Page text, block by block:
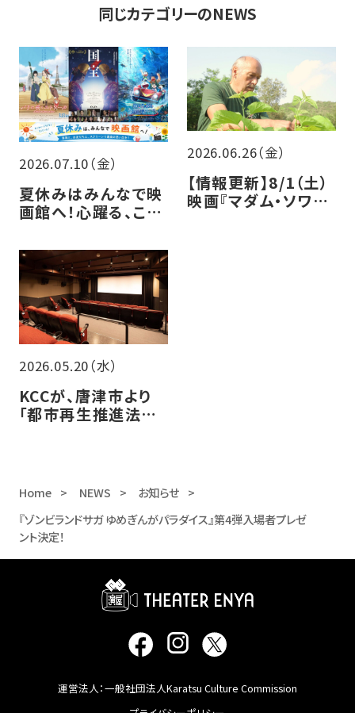
同じカテゴリーのNEWS
2026.07.10（金）
夏休みはみんなで映
画館へ！心躍る、この
2026.06.26（金）
【情報更新】8/1（土）
映画『マダム・ソワ・
2026.05.20（水）
KCCが、唐津市より
「都市再生推進法人」
Home NEWS
お知らせ
『ゾンビランドサガ ゆめぎんがパラダイス』第4弾入場者プレゼ
ント決定！
運営法人：一般社団法人Karatsu Culture Commission